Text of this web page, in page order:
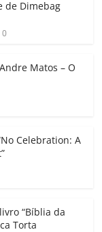
ar
de Dimebag
0
Matos – O
Celebration: A
“Bíblia da
Torta